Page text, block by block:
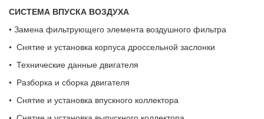
СИСТЕМА ВПУСКА ВОЗДУХА
• Замена фильтрующего элемента воздушного фильтра
• Снятие и установка корпуса дроссельной заслонки
• Технические данные двигателя
• Разборка и сборка двигателя
• Снятие и установка впускного коллектора